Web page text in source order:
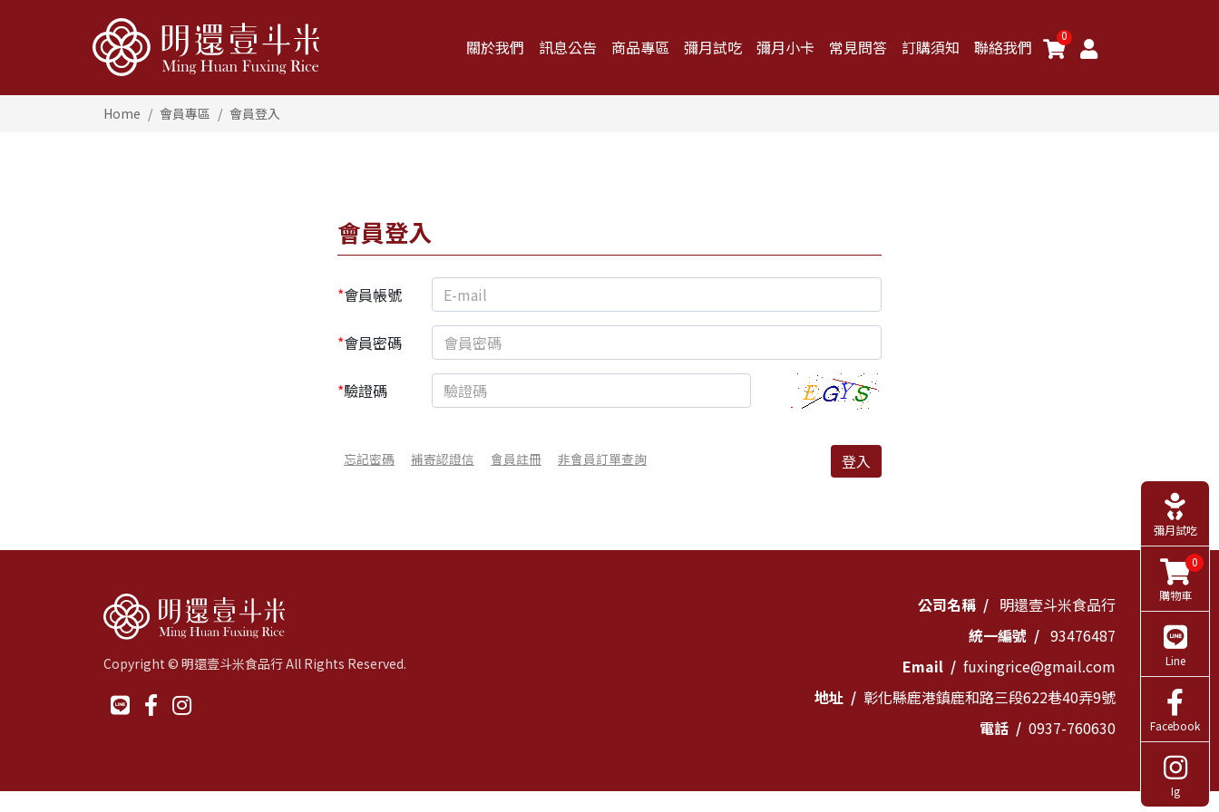
關於我們 訊息公告 商品專區 彌月試吃 彌月小卡 常見問答 訂購須知 聯絡我們
0
Home 會員專區 會員登入
會員登入
*會員帳號
*會員密碼
*驗證碼
忘記密碼 補寄認證信 會員註冊 非會員訂單查詢 登入
彌月試吃
購物車
0
Line
Facebook
Ig
Copyright © 明還壹斗米食品行 All Rights Reserved.
公司名稱
明還壹斗米食品行
統一編號
93476487
Email
fuxingrice@gmail.com
地址
彰化縣鹿港鎮鹿和路三段622巷40弄9號
電話
0937-760630